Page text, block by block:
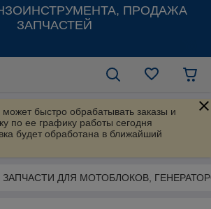
ПРОДАЖА
ЗАПЧАСТЕЙ
быстро обрабатывать заказы и
по ее графику работы сегодня
будет обработана в ближайший
ЗАПЧАСТИ ДЛЯ МОТОБЛОКОВ,